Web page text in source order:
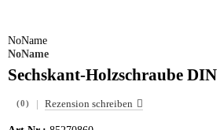
NoName
NoName
Sechskant-Holzschraube
(0) | Rezension schreiben